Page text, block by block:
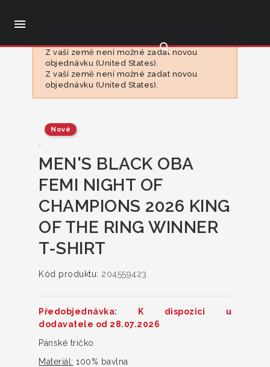

search
Z vaší země není možné zadat novou
objednávku (United States).
Z vaší země není možné zadat novou
objednávku (United States).
Nové
MEN'S BLACK OBA
FEMI NIGHT OF
CHAMPIONS 2026 KING
OF THE RING WINNER
T-SHIRT
Kód produktu: 204559423
Předobjednávka: K dispozici u
dodavatele od 28.07.2026
Pánské tričko
Materiál: 100% bavlna